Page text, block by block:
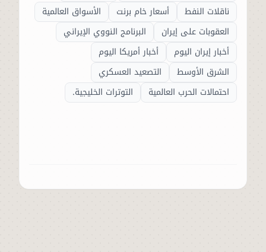
ناقلات النفط
أسعار خام برنت
الأسواق العالمية
العقوبات على إيران
البرنامج النووي الإيراني
أخبار إيران اليوم
أخبار أمريكا اليوم
الشرق الأوسط
التصعيد العسكري
احتمالات الحرب العالمية
التوترات الخليجية.